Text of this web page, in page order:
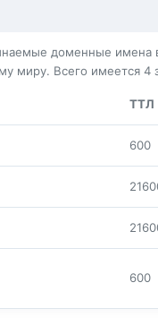
доменные имена
миру. Всего имеется 4
ТТЛ
600
600